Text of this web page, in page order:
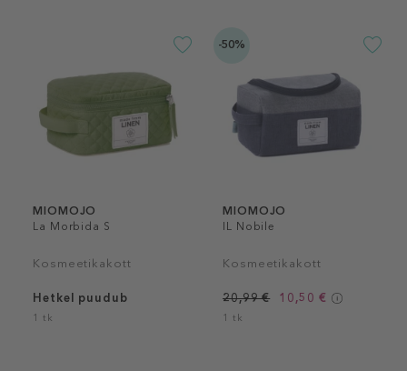
MIOMOJO
La Morbida S
Kosmeetikakott
Hetkel puudub
1 tk
-50%
MIOMOJO
IL Nobile
Kosmeetikakott
20,99 € 10,50 €
1 tk